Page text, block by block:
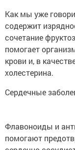
Как мы уже
содержит
сочетание
помогает
крови и, в
холестерина.
Сердечные
Флавоноиды и
помогают